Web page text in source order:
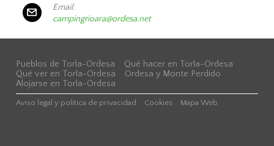
Email:
campingrioara@ordesa.net
Pueblos de Torla-Ordesa
Qué hacer en Torla-Ordesa
Qué ver en Torla-Ordesa
Ordesa y Monte Perdido
Alojarse en Torla-Ordesa
Aviso legal y política de privacidad Cookies Mapa Web